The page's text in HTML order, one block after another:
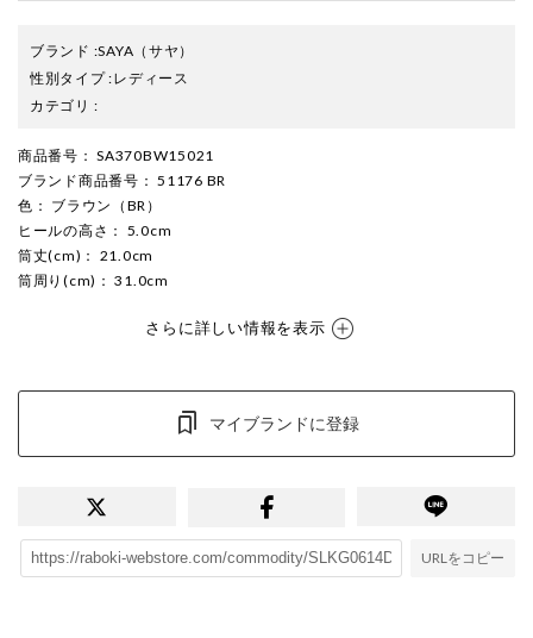
ブランド :SAYA （サヤ）
性別タイプ:レディース
カテゴリ :
商品番号 ： SA370BW15021
ブランド商品番号 ： 51176 BR
色 ： ブラウン（BR）
ヒールの高さ ： 5.0cm
筒丈(cm) ： 21.0cm
筒周り(cm) ： 31.0cm
さらに詳しい情報を表示
マイブランドに登録
URLをコピー